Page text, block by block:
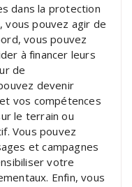
dans la protection
vous pouvez agir de
vous pouvez
à financer leurs
de
devenir
vos compétences
le terrain ou
Vous pouvez
et campagnes
votre
Enfin, vous